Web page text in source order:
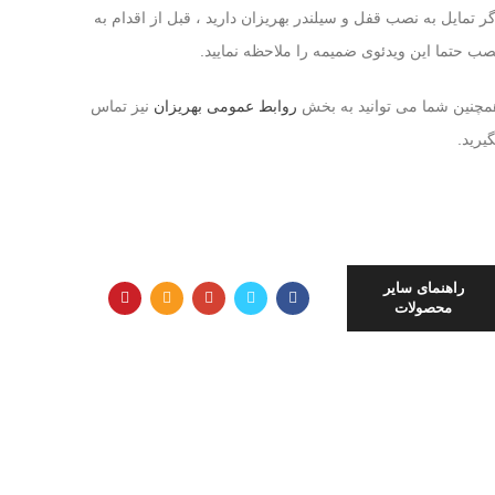
تمایل به نصب قفل و سیلندر بهریزان دارید ، قبل از اقدام به
حتما این ویدئوی ضمیمه را ملاحظه نمایید.
شما می توانید به بخش روابط عمومی بهریزان نیز تماس
راهنمای سایر
محصولات